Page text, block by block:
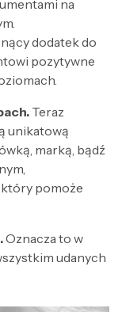
na
dodatek do
pozytywne
Teraz
unikatową
marką, bądź
który pomoże
Oznacza to w
udanych